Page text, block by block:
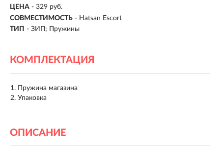
ЦЕНА - 329 руб.
СОВМЕСТИМОСТЬ - Hatsan Escort
ТИП - ЗИП; Пружины
КОМПЛЕКТАЦИЯ
Пружина магазина
Упаковка
ОПИСАНИЕ